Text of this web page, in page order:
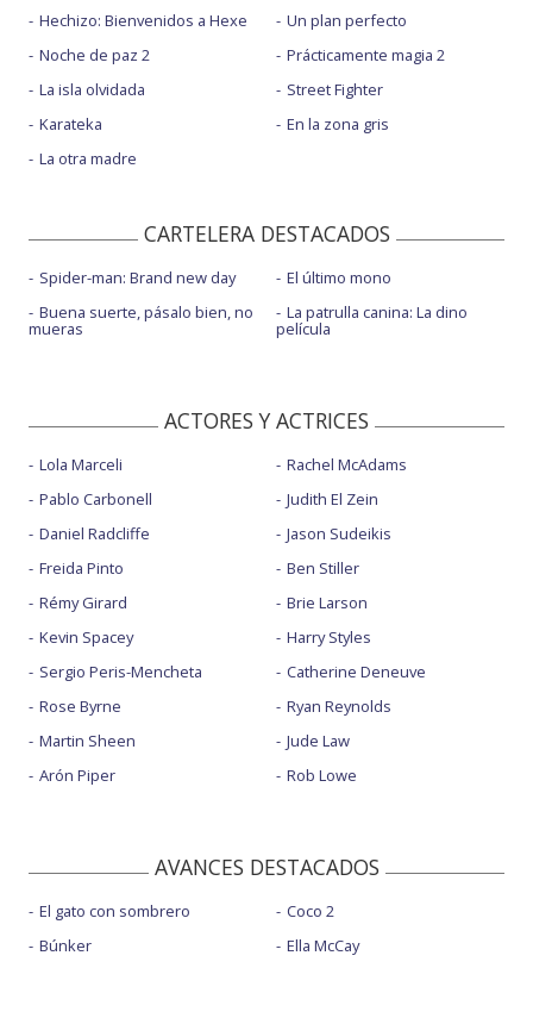
Hechizo: Bienvenidos a Hexe
Noche de paz 2
La isla olvidada
Karateka
La otra madre
Un plan perfecto
Prácticamente magia 2
Street Fighter
En la zona gris
CARTELERA DESTACADOS
Spider-man: Brand new day
Buena suerte, pásalo bien, no
mueras
El último mono
La patrulla canina: La dino
película
ACTORES Y ACTRICES
Lola Marceli
Pablo Carbonell
Daniel Radcliffe
Freida Pinto
Rémy Girard
Kevin Spacey
Sergio Peris-Mencheta
Rose Byrne
Martin Sheen
Arón Piper
Rachel McAdams
Judith El Zein
Jason Sudeikis
Ben Stiller
Brie Larson
Harry Styles
Catherine Deneuve
Ryan Reynolds
Jude Law
Rob Lowe
AVANCES DESTACADOS
El gato con sombrero
Búnker
Coco 2
Ella McCay